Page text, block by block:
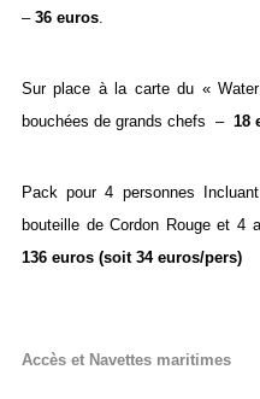
– 36 euros
Sur place à la carte du «
bouchées de grands chefs – 18
Pack pour 4 personnes
bouteille de Cordon Rouge et 4
136 euros (soit 34 euros/pers)
Accès et Navettes maritimes